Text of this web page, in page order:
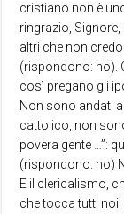
cristiano non è
ringrazio,
altri che non
(rispondono: no).
così pregano gli
Non sono andati
cattolico, non
povera gente …”:
(rispondono: no)
E il clericalismo,
che tocca tutti noi: